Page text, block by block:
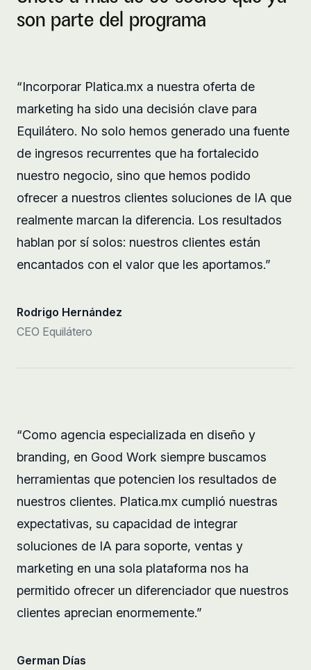
son parte del programa
“Incorporar Platica.mx a nuestra oferta de
marketing ha sido una decisión clave para
Equilátero. No solo hemos generado una fuente
de ingresos recurrentes que ha fortalecido
nuestro negocio, sino que hemos podido
ofrecer a nuestros clientes soluciones de IA que
realmente marcan la diferencia. Los resultados
hablan por sí solos: nuestros clientes están
encantados con el valor que les aportamos.”
Rodrigo Hernández
CEO Equilátero
“Como agencia especializada en diseño y
branding, en Good Work siempre buscamos
herramientas que potencien los resultados de
nuestros clientes. Platica.mx cumplió nuestras
expectativas, su capacidad de integrar
soluciones de IA para soporte, ventas y
marketing en una sola plataforma nos ha
permitido ofrecer un diferenciador que nuestros
clientes aprecian enormemente.”
German Días